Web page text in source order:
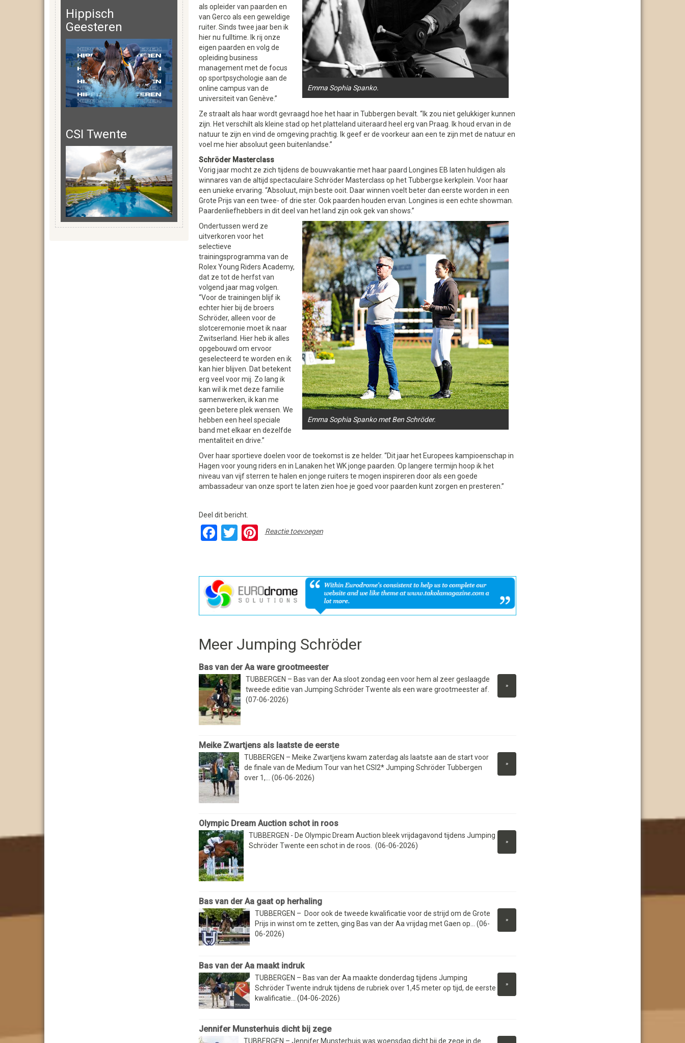
Hippisch
Geesteren
CSI Twente
Emma Sophia Spanko.
als opleider van paarden en
van Gerco als een geweldige
ruiter. Sinds twee jaar ben ik
hier nu fulltime. Ik rij onze
eigen paarden en volg de
opleiding business
management met de focus
op sportpsychologie aan de
online campus van de
universiteit van Genève.”
Ze straalt als haar wordt gevraagd hoe het haar in Tubbergen bevalt. “Ik zou niet gelukkiger kunnen
zijn. Het verschilt als kleine stad op het platteland uiteraard heel erg van Praag. Ik houd ervan in de
natuur te zijn en vind de omgeving prachtig. Ik geef er de voorkeur aan een te zijn met de natuur en
voel me hier absoluut geen buitenlandse.”
Schröder Masterclass
Vorig jaar mocht ze zich tijdens de bouwvakantie met haar paard Longines EB laten huldigen als
winnares van de altijd spectaculaire Schröder Masterclass op het Tubbergse kerkplein. Voor haar
een unieke ervaring. “Absoluut, mijn beste ooit. Daar winnen voelt beter dan eerste worden in een
Grote Prijs van een twee- of drie ster. Ook paarden houden ervan. Longines is een echte showman.
Paardenliefhebbers in dit deel van het land zijn ook gek van shows.”
Emma Sophia Spanko met Ben Schröder.
Ondertussen werd ze
uitverkoren voor het
selectieve
trainingsprogramma van de
Rolex Young Riders Academy,
dat ze tot de herfst van
volgend jaar mag volgen.
“Voor de trainingen blijf ik
echter hier bij de broers
Schröder, alleen voor de
slotceremonie moet ik naar
Zwitserland. Hier heb ik alles
opgebouwd om ervoor
geselecteerd te worden en ik
kan hier blijven. Dat betekent
erg veel voor mij. Zo lang ik
kan wil ik met deze familie
samenwerken, ik kan me
geen betere plek wensen. We
hebben een heel speciale
band met elkaar en dezelfde
mentaliteit en drive.”
Over haar sportieve doelen voor de toekomst is ze helder. “Dit jaar het Europees kampioenschap in
Hagen voor young riders en in Lanaken het WK jonge paarden. Op langere termijn hoop ik het
niveau van vijf sterren te halen en jonge ruiters te mogen inspireren door als een goede
ambassadeur van onze sport te laten zien hoe je goed voor paarden kunt zorgen en presteren.”
Deel dit bericht.
Facebook
Twitter
Pinterest
Reactie toevoegen
Meer Jumping Schröder
Bas van der Aa ware grootmeester
»
TUBBERGEN – Bas van der Aa sloot zondag een voor hem al zeer geslaagde
tweede editie van Jumping Schröder Twente als een ware grootmeester af.
(07-06-2026)
Meike Zwartjens als laatste de eerste
»
TUBBERGEN – Meike Zwartjens kwam zaterdag als laatste aan de start voor
de finale van de Medium Tour van het CSI2* Jumping Schröder Tubbergen
over 1,... (06-06-2026)
Olympic Dream Auction schot in roos
»
TUBBERGEN - De Olympic Dream Auction bleek vrijdagavond tijdens Jumping
Schröder Twente een schot in de roos. (06-06-2026)
Bas van der Aa gaat op herhaling
»
TUBBERGEN – Door ook de tweede kwalificatie voor de strijd om de Grote
Prijs in winst om te zetten, ging Bas van der Aa vrijdag met Gaen op... (06-
06-2026)
Bas van der Aa maakt indruk
»
TUBBERGEN – Bas van der Aa maakte donderdag tijdens Jumping
Schröder Twente indruk tijdens de rubriek over 1,45 meter op tijd, de eerste
kwalificatie... (04-06-2026)
Jennifer Munsterhuis dicht bij zege
TUBBERGEN – Jennifer Munsterhuis was woensdag dicht bij de zege in de